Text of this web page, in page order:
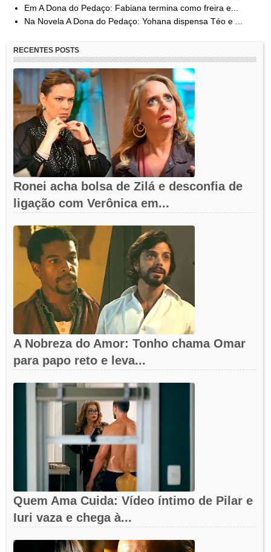
Em A Dona do Pedaço: Fabiana termina como freira e...
Na Novela A Dona do Pedaço: Yohana dispensa Téo e ...
RECENTES POSTS
Ronei acha bolsa de Zilá e desconfia de
ligação com Verônica em...
A Nobreza do Amor: Tonho chama Omar
para papo reto e leva...
Quem Ama Cuida: Vídeo íntimo de Pilar e
Iuri vaza e chega à...